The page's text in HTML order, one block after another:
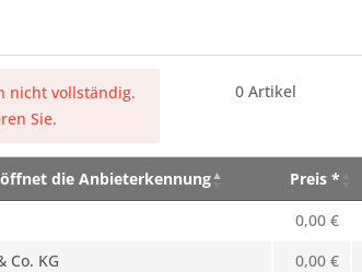
nicht vollständig.
Sie.
0 Artikel
die Anbieterkennung Preis *
die Anbieterkennung
Preis *
0,00 €
Co. KG 0,00 €